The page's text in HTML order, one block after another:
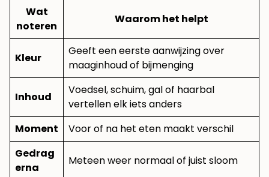
Wat
noteren
Waarom het helpt
Kleur
Geeft een eerste aanwijzing over
maaginhoud of bijmenging
Inhoud
Voedsel, schuim, gal of haarbal
vertellen elk iets anders
Moment
Voor of na het eten maakt verschil
Gedrag
erna
Meteen weer normaal of juist sloom